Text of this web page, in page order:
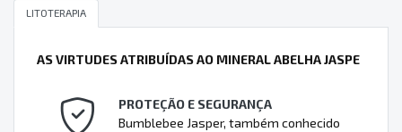
LITOTERAPIA
AS VIRTUDES ATRIBUÍDAS AO MINERAL ABELHA JASPE
PROTEÇÃO E SEGURANÇA
Bumblebee Jasper, também conhecido